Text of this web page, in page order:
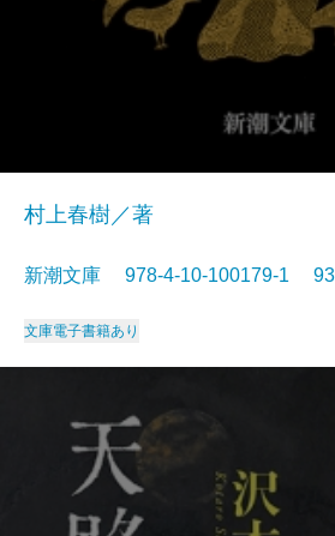
村上春樹／著
新潮文庫 978-4-10-100179-1
文庫電子書籍あり